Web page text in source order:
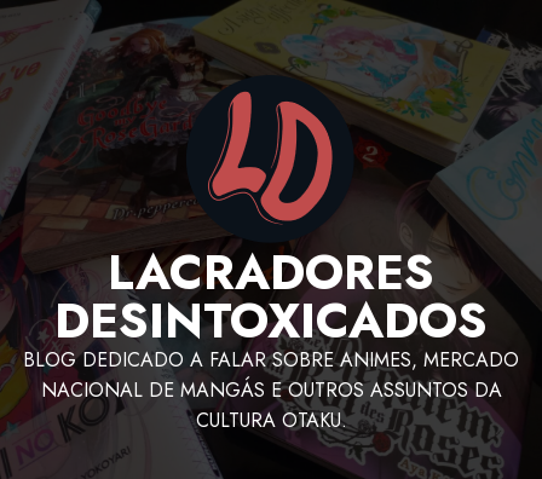
LACRADORES
DESINTOXICADOS
BLOG DEDICADO A FALAR SOBRE ANIMES, MERCADO
NACIONAL DE MANGÁS E OUTROS ASSUNTOS DA
CULTURA OTAKU.